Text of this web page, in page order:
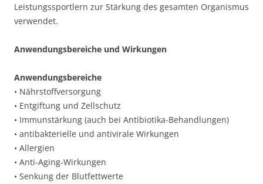
Leistungssportlern zur Stärkung des gesamten Organismus
verwendet.
Anwendungsbereiche und Wirkungen
Anwendungsbereiche
• Nährstoffversorgung
• Entgiftung und Zellschutz
• Immunstärkung (auch bei Antibiotika-Behandlungen)
• antibakterielle und antivirale Wirkungen
• Allergien
• Anti-Aging-Wirkungen
• Senkung der Blutfettwerte